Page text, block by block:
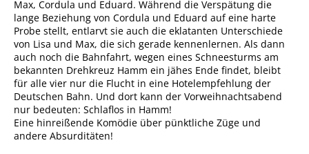
Max, Cordula und Eduard. Während die Verspätung die
lange Beziehung von Cordula und Eduard auf eine harte
Probe stellt, entlarvt sie auch die eklatanten Unterschiede
von Lisa und Max, die sich gerade kennenlernen. Als dann
auch noch die Bahnfahrt, wegen eines Schneesturms am
bekannten Drehkreuz Hamm ein jähes Ende findet, bleibt
für alle vier nur die Flucht in eine Hotelempfehlung der
Deutschen Bahn. Und dort kann der Vorweihnachtsabend
nur bedeuten: Schlaflos in Hamm!
Eine hinreißende Komödie über pünktliche Züge und
andere Absurditäten!